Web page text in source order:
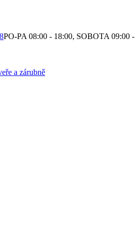
PO-PA 08:00 - 18:00, SOBOTA 09:00
a zárubně